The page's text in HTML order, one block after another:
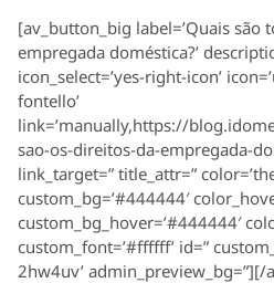
[av_button_big label=’Quais são
empregada doméstica?’
icon_select=’yes-right-icon’
fontello’
link=’manually,https://
sao-os-direitos-da-empregada-
link_target=” title_attr=”
custom_bg=’#444444′
custom_bg_hover=’#444444′
custom_font=’#ffffff’ id=”
2hw4uv’ admin_preview_bg=”][/